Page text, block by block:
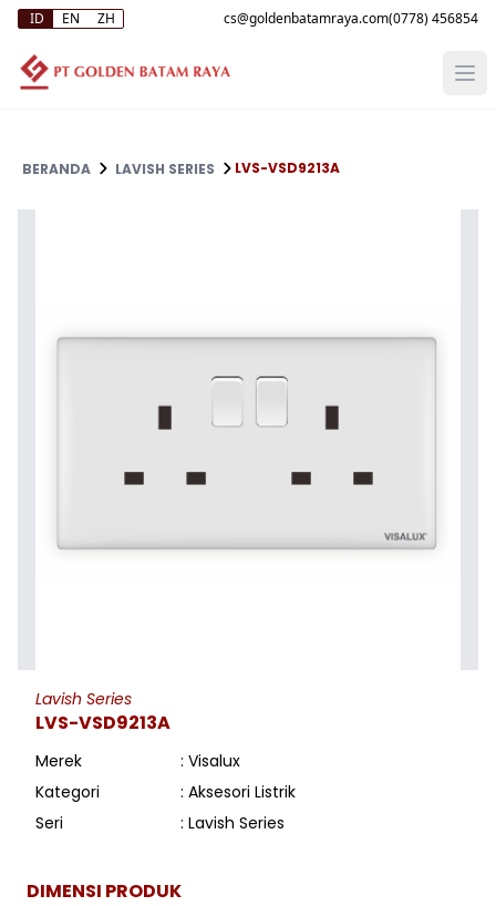
ID EN ZH (0778) 456854
BERANDA LAVISH SERIES LVS-VSD9213A
Lavish Series
LVS-VSD9213A
Merek
: Visalux
Kategori
: Aksesori Listrik
Seri
: Lavish Series
DIMENSI PRODUK